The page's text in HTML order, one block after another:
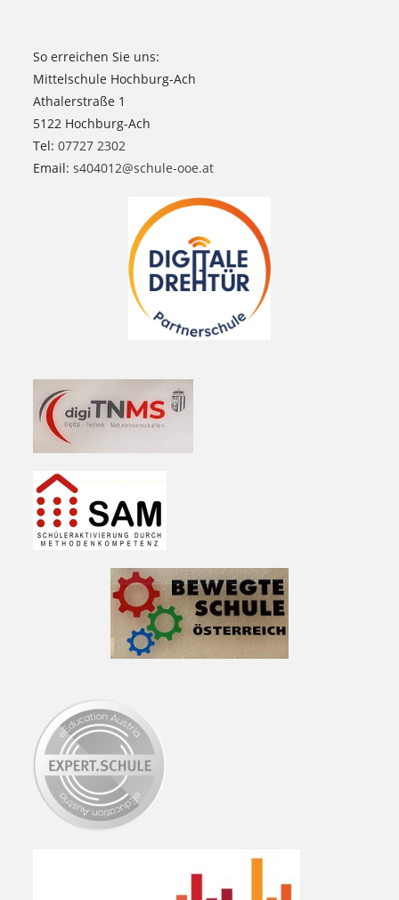
So erreichen Sie uns:
Mittelschule Hochburg-Ach
Athalerstraße 1
5122 Hochburg-Ach
Tel:07727 2302
Email:s404012@schule-ooe.at